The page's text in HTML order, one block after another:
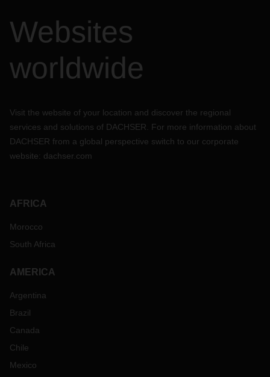
Websites
worldwide
Visit the website of your location and discover the regional
services and solutions of DACHSER. For more information about
DACHSER from a global perspective switch to our corporate
website: dachser.com
AFRICA
Morocco
South Africa
AMERICA
Argentina
Brazil
Canada
Chile
Mexico